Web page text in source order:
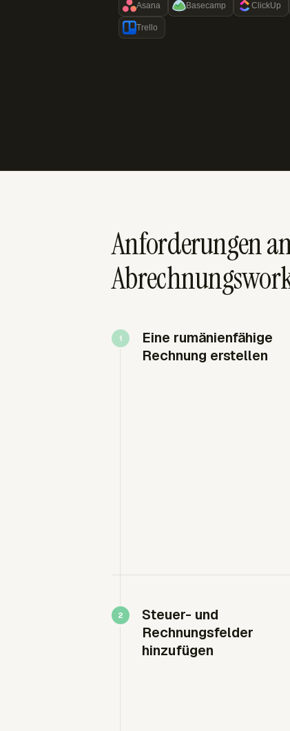
Asana Basecamp ClickUp
Trello
Anforderungen
Eine rumänienfähige
Rechnung erstellen
Steuer- und
Rechnungsfelder
hinzufügen